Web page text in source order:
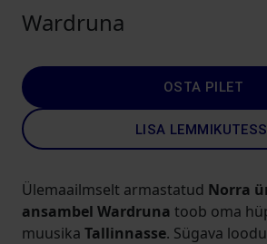
Wardruna
OSTA PILET
LISA
Ülemaailmselt armastatud Norra
ansambel Wardruna toob oma
muusika Tallinnasse. Sügava